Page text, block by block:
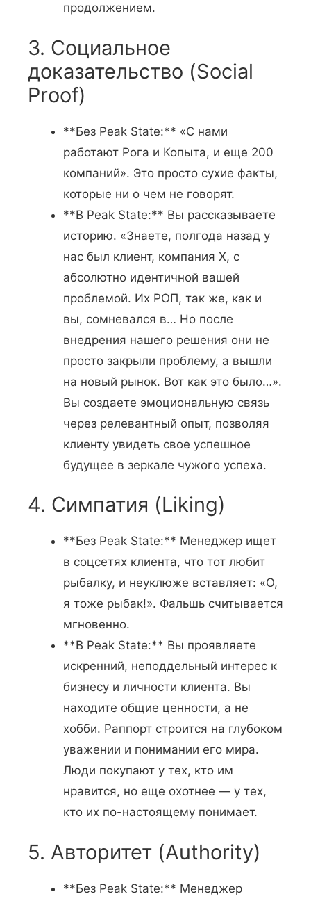
продолжением.
3. Социальное
доказательство (Social
Proof)
**Без Peak State:** «С нами
работают Рога и Копыта, и еще 200
компаний». Это просто сухие факты,
которые ни о чем не говорят.
**В Peak State:** Вы рассказываете
историю. «Знаете, полгода назад у
нас был клиент, компания X, с
абсолютно идентичной вашей
проблемой. Их РОП, так же, как и
вы, сомневался в… Но после
внедрения нашего решения они не
просто закрыли проблему, а вышли
на новый рынок. Вот как это было…».
Вы создаете эмоциональную связь
через релевантный опыт, позволяя
клиенту увидеть свое успешное
будущее в зеркале чужого успеха.
4. Симпатия (Liking)
**Без Peak State:** Менеджер ищет
в соцсетях клиента, что тот любит
рыбалку, и неуклюже вставляет: «О,
я тоже рыбак!». Фальшь считывается
мгновенно.
**В Peak State:** Вы проявляете
искренний, неподдельный интерес к
бизнесу и личности клиента. Вы
находите общие ценности, а не
хобби. Раппорт строится на глубоком
уважении и понимании его мира.
Люди покупают у тех, кто им
нравится, но еще охотнее — у тех,
кто их по-настоящему понимает.
5. Авторитет (Authority)
**Без Peak State:** Менеджер